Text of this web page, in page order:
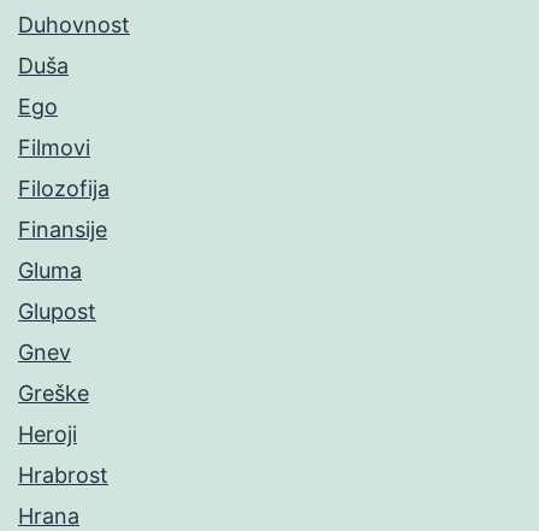
Duhovnost
Duša
Ego
Filmovi
Filozofija
Finansije
Gluma
Glupost
Gnev
Greške
Heroji
Hrabrost
Hrana